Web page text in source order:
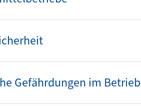
Gefährdungen im Betrieb